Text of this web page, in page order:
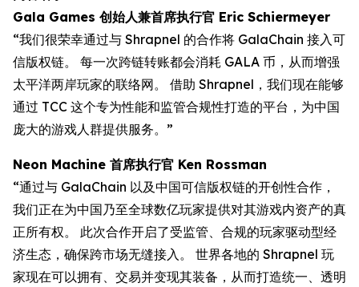
Gala Games 创始人兼首席执行官 Eric Schiermeyer
“我们很荣幸通过与 Shrapnel 的合作将 GalaChain 接入可
信版权链。 每一次跨链转账都会消耗 GALA 币，从而增强
太平洋两岸玩家的联络网。 借助 Shrapnel，我们现在能够
通过 TCC 这个专为性能和监管合规性打造的平台，为中国
庞大的游戏人群提供服务。”
Neon Machine 首席执行官 Ken Rossman
“通过与 GalaChain 以及中国可信版权链的开创性合作，
我们正在为中国乃至全球数亿玩家提供对其游戏内资产的真
正所有权。 此次合作开启了受监管、合规的玩家驱动型经
济生态，确保跨市场无缝接入。 世界各地的 Shrapnel 玩
家现在可以拥有、交易并变现其装备，从而打造统一、透明